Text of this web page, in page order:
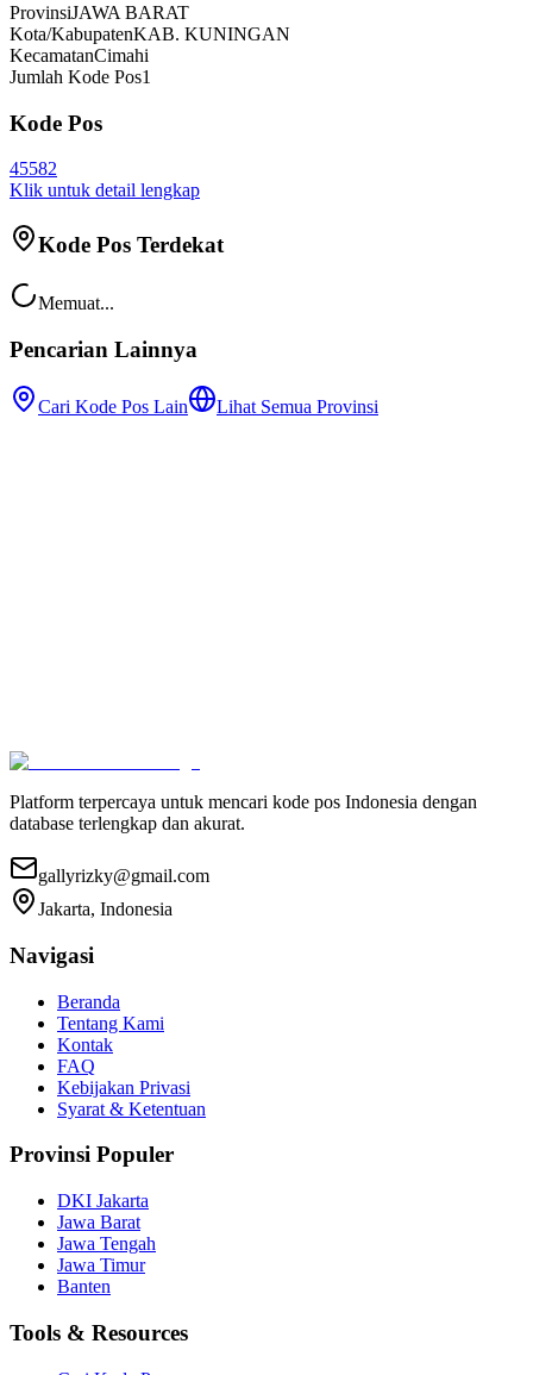
ProvinsiJAWA BARAT
Kota/KabupatenKAB. KUNINGAN
KecamatanCimahi
Jumlah Kode Pos1
Kode Pos
45582
Klik untuk detail lengkap
Kode Pos Terdekat
Memuat...
Pencarian Lainnya
Cari Kode Pos Lain Lihat Semua Provinsi
Platform terpercaya untuk mencari kode pos Indonesia dengan
database terlengkap dan akurat.
gallyrizky@gmail.com
Jakarta, Indonesia
Navigasi
Beranda
Tentang Kami
Kontak
FAQ
Kebijakan Privasi
Syarat & Ketentuan
Provinsi Populer
DKI Jakarta
Jawa Barat
Jawa Tengah
Jawa Timur
Banten
Tools & Resources